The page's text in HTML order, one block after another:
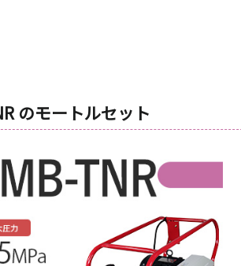
のモートルセット